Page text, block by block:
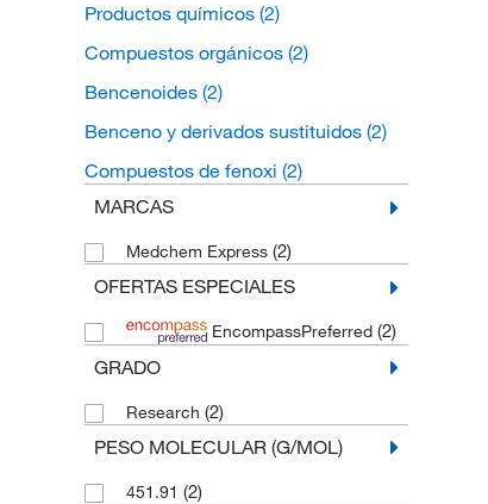
Productos químicos (2)
Compuestos orgánicos (2)
Bencenoides (2)
Benceno y derivados sustituidos (2)
Compuestos de fenoxi (2)
MARCAS
Medchem Express (2)
OFERTAS ESPECIALES
EncompassPreferred (2)
GRADO
Research (2)
PESO MOLECULAR (G/MOL)
451.91 (2)